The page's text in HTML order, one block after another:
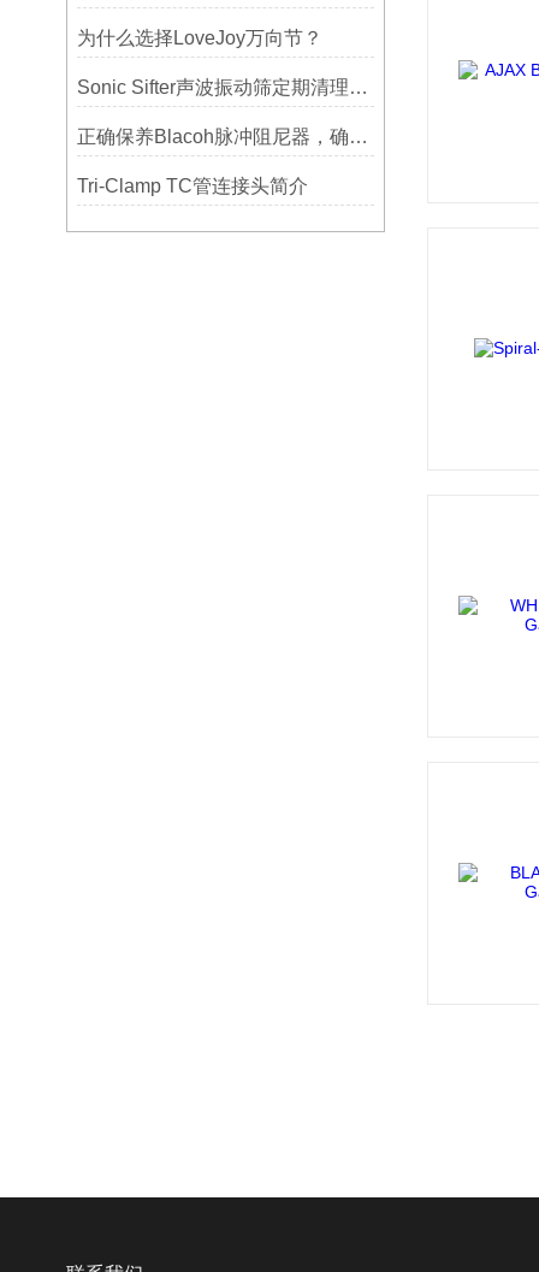
为什么选择LoveJoy万向节？
Sonic Sifter声波振动筛定期清理的重要性
正确保养Blacoh脉冲阻尼器，确保长期稳定运行
Tri-Clamp TC管连接头简介